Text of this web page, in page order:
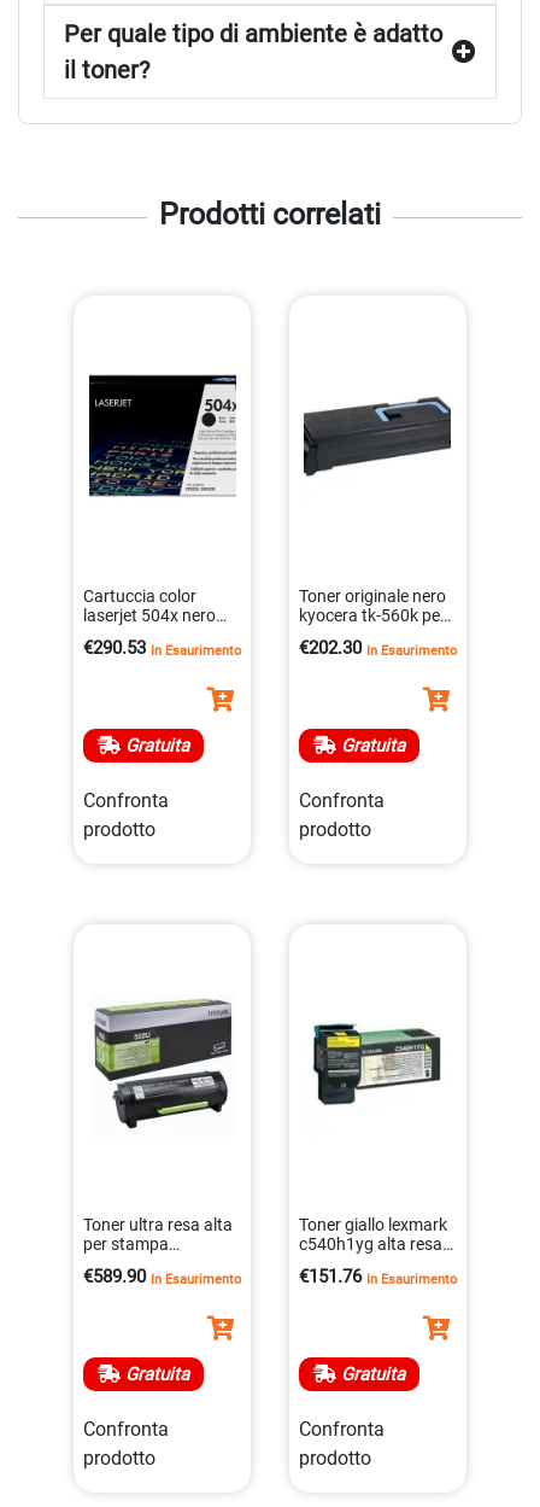
Per quale tipo di ambiente è adatto
il toner?
Prodotti correlati
Cartuccia color
laserjet 504x nero
professionale
€290.53 In Esaurimento
Gratuita
Confronta
prodotto
Toner originale nero
kyocera tk-560k per
pagine
€202.30 In Esaurimento
Gratuita
Confronta
prodotto
Toner ultra resa alta
per stampa
20000 pagine
€589.90 In Esaurimento
Gratuita
Confronta
prodotto
Toner giallo lexmark
c540h1yg alta resa
0734646083485
€151.76 In Esaurimento
Gratuita
Confronta
prodotto